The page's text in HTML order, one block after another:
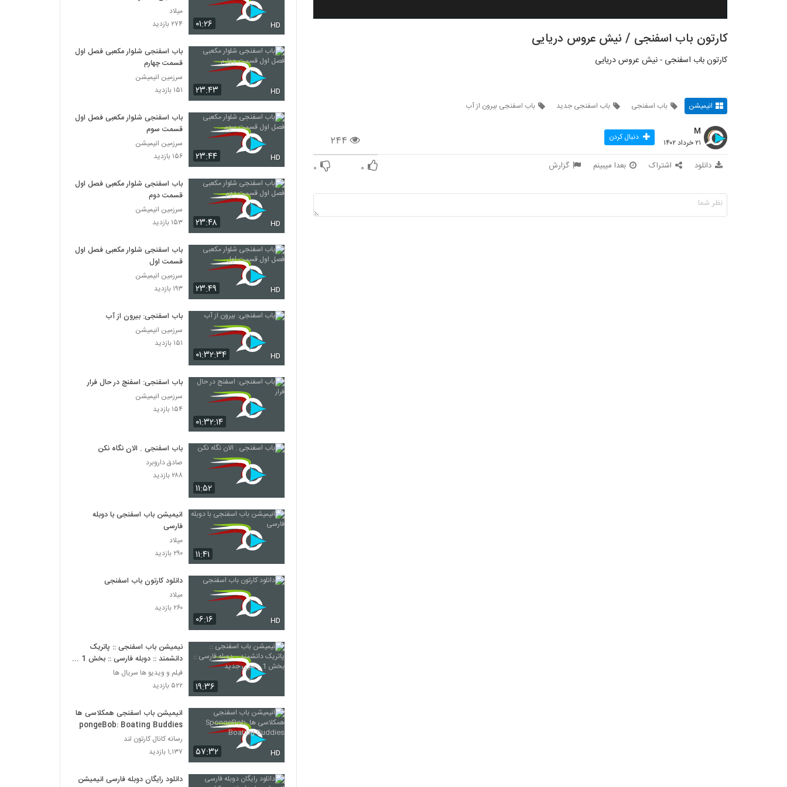
کارتون باب اسفنجی / نیش عروس دریایی
کارتون باب اسفنجی - نیش عروس دریایی
انیمیشن باب اسفنجی باب اسفنجی جدید باب اسفنجی بیرون از آب
۲۴۴
M
۲۱ خرداد ۱۴۰۲ دنبال کردن
دانلود اشتراک بعدا میبینم گزارش ۰ ۰
۰۱:۲۶ HD
میلاد
۲۷۴ بازدید
۲۳:۴۳ HD
باب اسفنجی شلوار مکعبی فصل اول
قسمت چهارم
سرزمین انیمیشن
۱۵۱ بازدید
۲۳:۴۴ HD
باب اسفنجی شلوار مکعبی فصل اول
قسمت سوم
سرزمین انیمیشن
۱۵۶ بازدید
۲۳:۴۸ HD
باب اسفنجی شلوار مکعبی فصل اول
قسمت دوم
سرزمین انیمیشن
۱۵۳ بازدید
۲۳:۴۹ HD
باب اسفنجی شلوار مکعبی فصل اول
قسمت اول
سرزمین انیمیشن
۱۹۳ بازدید
۰۱:۳۲:۳۴ HD
باب اسفنجی: بیرون از آب
سرزمین انیمیشن
۱۵۱ بازدید
۰۱:۳۲:۱۴
باب اسفنجی: اسفنج در حال فرار
سرزمین انیمیشن
۱۵۴ بازدید
۱۱:۵۲
باب اسفنجی . الان نگاه نکن
صادق داروبرد
۲۸۸ بازدید
۱۱:۴۱
انیمیشن باب اسفنجی با دوبله
فارسی
میلاد
۲۹۰ بازدید
۰۶:۱۶ HD
دانلود کارتون باب اسفنجی
میلاد
۲۶۰ بازدید
۱۹:۳۶
نیمیشن باب اسفنجی :: پاتریک
دانشمند :: دوبله فارسی :: بخش 1 ::
سری جدید
فیلم و ویدیو ها سریال ها
۵۲۲ بازدید
۵۷:۳۲ HD
انیمیشن باب اسفنجی همکلاسی ها
SpongeBob: Boating Buddies
رسانه کانال کارتون لند
۱,۱۳۷ بازدید
دانلود رایگان دوبله فارسی انیمیشن